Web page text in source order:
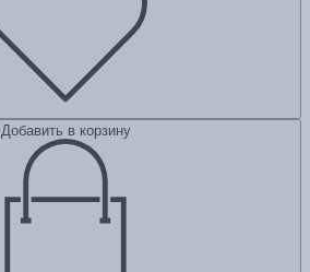
Добавить в корзину